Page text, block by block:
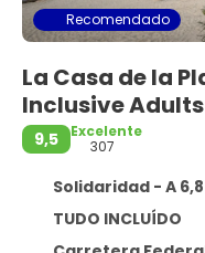
Recomendado
La Casa de la
Inclusive Adults
9,5
Excelente
307
Solidaridad - A
TUDO INCLUÍDO